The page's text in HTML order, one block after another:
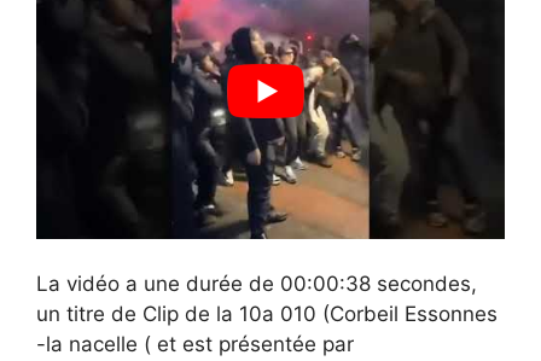
La vidéo a une durée de 00:00:38 secondes,
un titre de Clip de la 10a 010 (Corbeil Essonnes
-la nacelle ( et est présentée par